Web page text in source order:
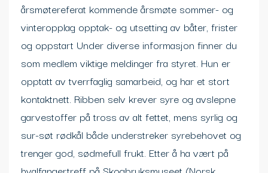
årsmøtereferat kommende årsmøte sommer- og
vinteropplag opptak- og utsetting av båter, frister
og oppstart Under diverse informasjon finner du
som medlem viktige meldinger fra styret. Hun er
opptatt av tverrfaglig samarbeid, og har et stort
kontaktnett. Ribben selv krever syre og avslepne
garvestoffer på tross av alt fettet, mens syrlig og
sur-søt rødkål både understreker syrebehovet og
trenger god, sødmefull frukt. Etter å ha vært på